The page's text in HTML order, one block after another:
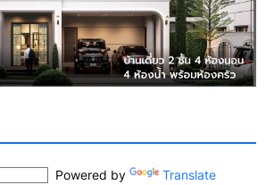
Powered by Translate